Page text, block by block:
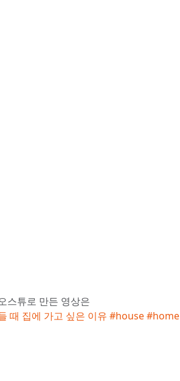
스튜로 만든 영상은
때 집에 가고 싶은 이유 #house #home